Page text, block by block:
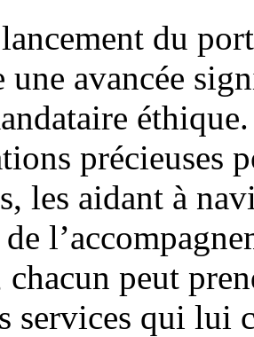
du
une avancée
précieuses
les aidant à
chacun peut
services qui lui